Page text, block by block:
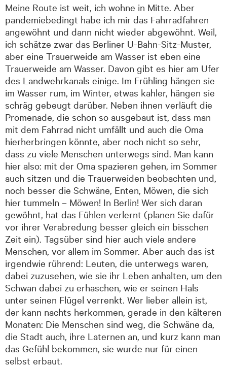
Meine Route ist weit, ich wohne in Mitte. Aber
pandemiebedingt habe ich mir das Fahrradfahren
angewöhnt und dann nicht wieder abgewöhnt. Weil,
ich schätze zwar das Berliner U-Bahn-Sitz-Muster,
aber eine Trauerweide am Wasser ist eben eine
Trauerweide am Wasser. Davon gibt es hier am Ufer
des Landwehrkanals einige. Im Frühling hängen sie
im Wasser rum, im Winter, etwas kahler, hängen sie
schräg gebeugt darüber. Neben ihnen verläuft die
Promenade, die schon so ausgebaut ist, dass man
mit dem Fahrrad nicht umfällt und auch die Oma
hierherbringen könnte, aber noch nicht so sehr,
dass zu viele Menschen unterwegs sind. Man kann
hier also: mit der Oma spazieren gehen, im Sommer
auch sitzen und die Trauerweiden beobachten und,
noch besser die Schwäne, Enten, Möwen, die sich
hier tummeln – Möwen! In Berlin! Wer sich daran
gewöhnt, hat das Fühlen verlernt (planen Sie dafür
vor ihrer Verabredung besser gleich ein bisschen
Zeit ein). Tagsüber sind hier auch viele andere
Menschen, vor allem im Sommer. Aber auch das ist
irgendwie rührend: Leuten, die unterwegs waren,
dabei zuzusehen, wie sie ihr Leben anhalten, um den
Schwan dabei zu erhaschen, wie er seinen Hals
unter seinen Flügel verrenkt. Wer lieber allein ist,
der kann nachts herkommen, gerade in den kälteren
Monaten: Die Menschen sind weg, die Schwäne da,
die Stadt auch, ihre Laternen an, und kurz kann man
das Gefühl bekommen, sie wurde nur für einen
selbst erbaut.